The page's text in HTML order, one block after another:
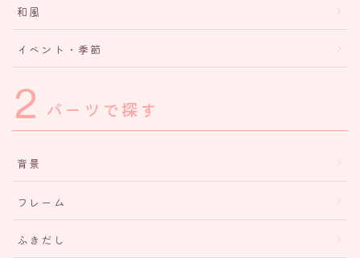
和風
イベント・季節
2 パーツで探す
背景
フレーム
ふきだし